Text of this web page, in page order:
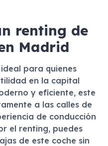
renting de
Madrid
para quienes
en la capital
y eficiente, este
a las calles de
de conducción
el renting, puedes
de este coche sin